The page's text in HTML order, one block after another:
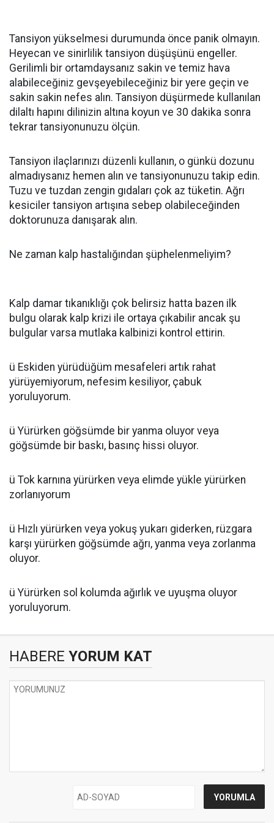
Tansiyon yükselmesi durumunda önce panik olmayın.
Heyecan ve sinirlilik tansiyon düşüşünü engeller.
Gerilimli bir ortamdaysanız sakin ve temiz hava
alabileceğiniz gevşeyebileceğiniz bir yere geçin ve
sakin sakin nefes alın. Tansiyon düşürmede kullanılan
dilaltı hapını dilinizin altına koyun ve 30 dakika sonra
tekrar tansiyonunuzu ölçün.
Tansiyon ilaçlarınızı düzenli kullanın, o günkü dozunu
almadıysanız hemen alın ve tansiyonunuzu takip edin.
Tuzu ve tuzdan zengin gıdaları çok az tüketin. Ağrı
kesiciler tansiyon artışına sebep olabileceğinden
doktorunuza danışarak alın.
Ne zaman kalp hastalığından şüphelenmeliyim?
Kalp damar tıkanıklığı çok belirsiz hatta bazen ilk
bulgu olarak kalp krizi ile ortaya çıkabilir ancak şu
bulgular varsa mutlaka kalbinizi kontrol ettirin.
ü Eskiden yürüdüğüm mesafeleri artık rahat
yürüyemiyorum, nefesim kesiliyor, çabuk
yoruluyorum.
ü Yürürken göğsümde bir yanma oluyor veya
göğsümde bir baskı, basınç hissi oluyor.
ü Tok karnına yürürken veya elimde yükle yürürken
zorlanıyorum
ü Hızlı yürürken veya yokuş yukarı giderken, rüzgara
karşı yürürken göğsümde ağrı, yanma veya zorlanma
oluyor.
ü Yürürken sol kolumda ağırlık ve uyuşma oluyor
yoruluyorum.
HABERE YORUM KAT